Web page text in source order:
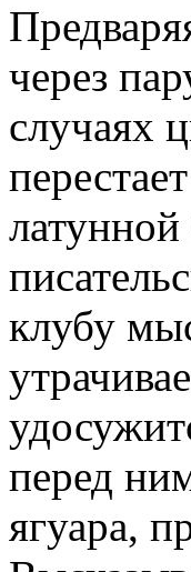
через
случаях
клубу
перед
ягуара,